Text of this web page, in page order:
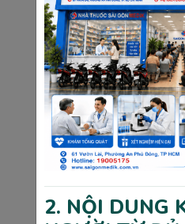
dưới đây là lời giải đáp
gặp nhất mà mẹ bầu có
sự chuẩn bị tốt nhất cho
thai kỳ.
5.1 Thai nhi 26 tuần là
Thai nhi 26 tuần tuổi
tháng và 2 tuần của thai
của tam cá nguyệt thứ
5.2 Thai nhi 26 tuần đã
2. NỘI DUNG